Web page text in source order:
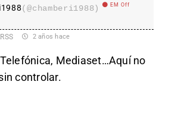
(@chamberi1988) EM Off
2 años hace
Mediaset…Aquí no
controlar.